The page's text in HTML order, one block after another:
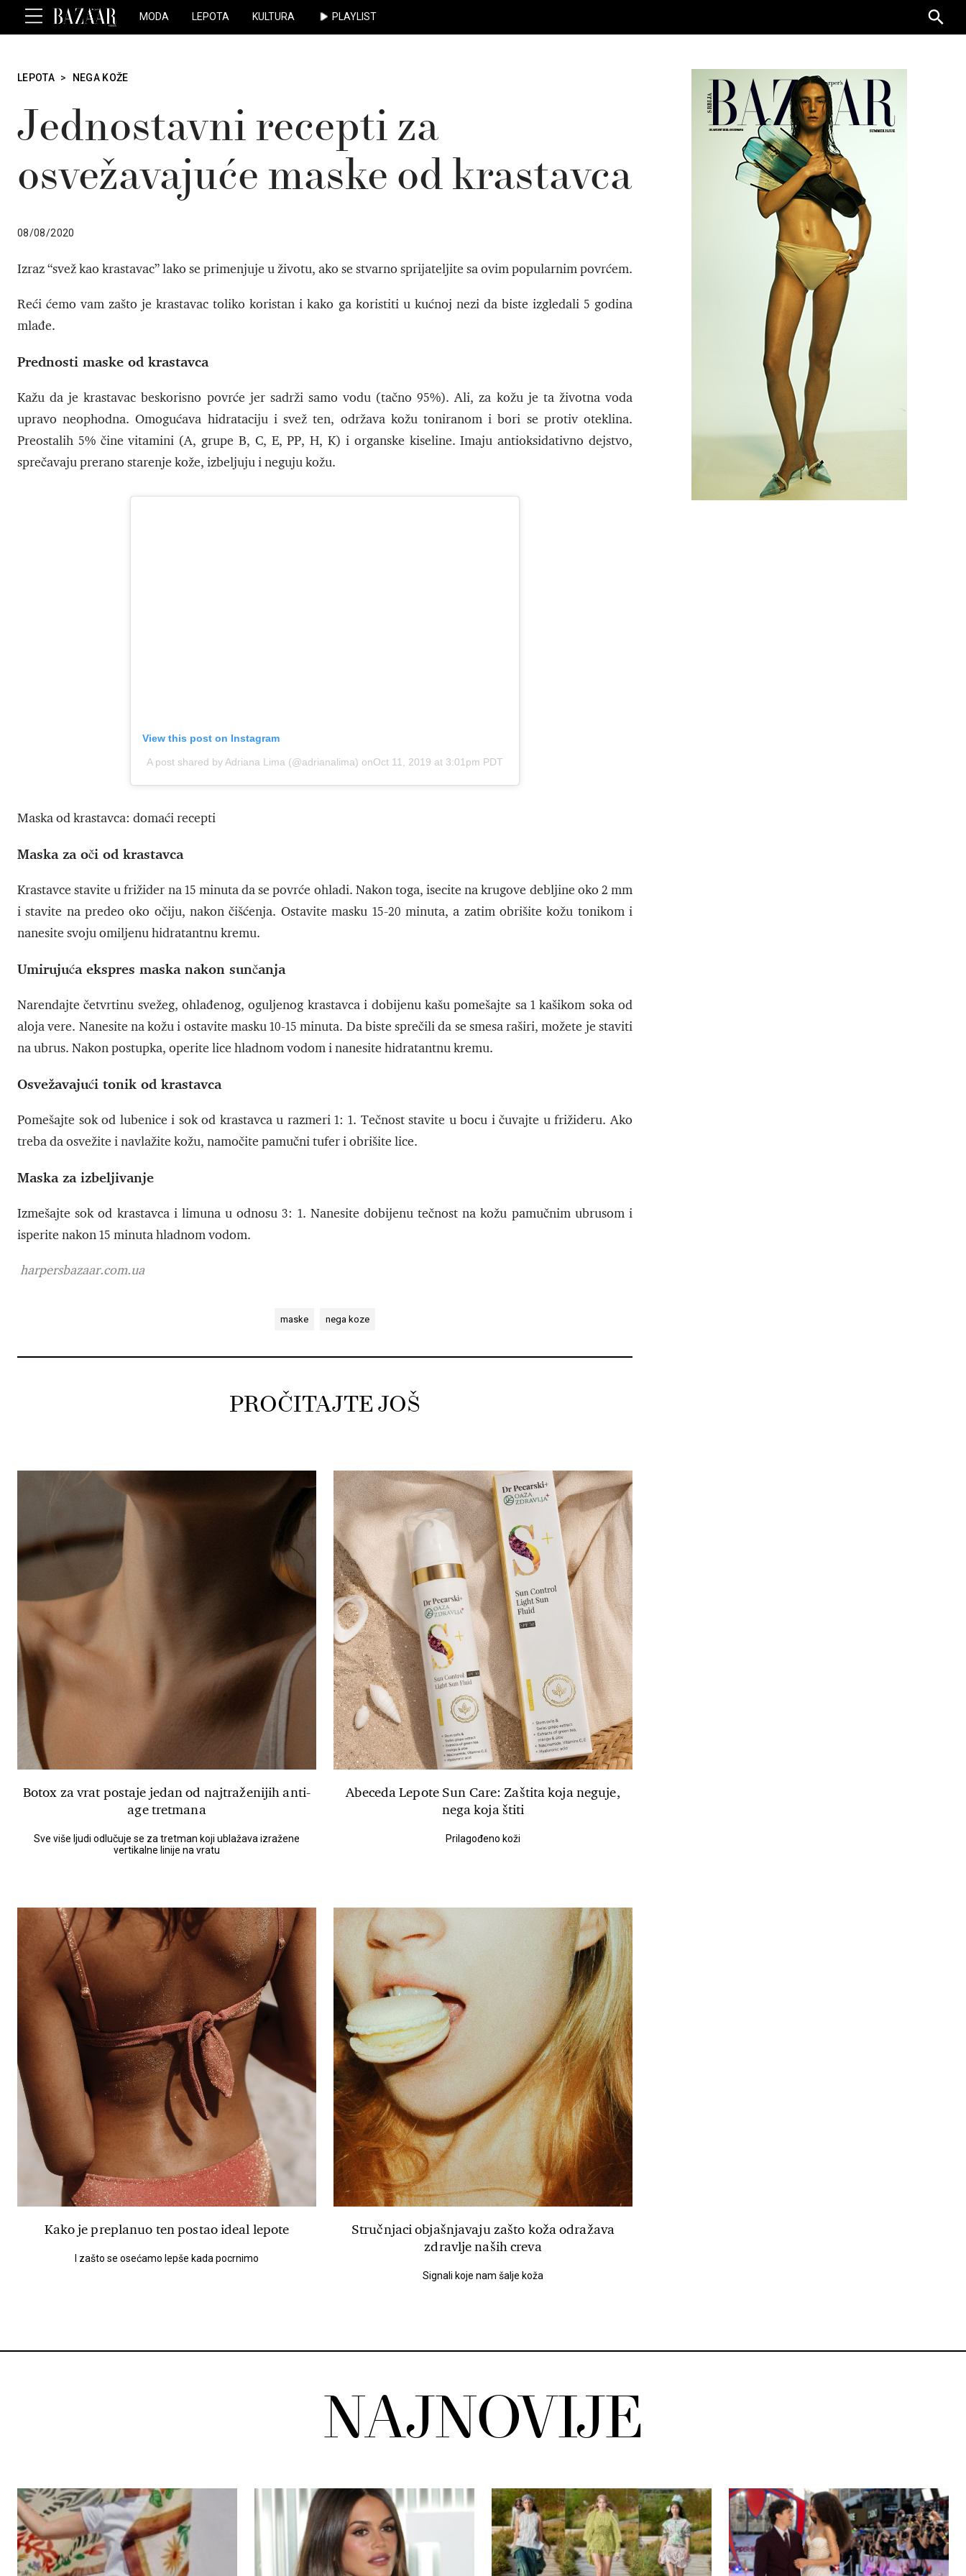
MODA LEPOTA KULTURA PLAYLIST
for:
LEPOTA > NEGA KOŽE
Jednostavni recepti za
osvežavajuće maske od krastavca
08/08/2020
Izraz “svež kao krastavac” lako se primenjuje u životu, ako se stvarno sprijateljite sa ovim popularnim povrćem.
Reći ćemo vam zašto je krastavac toliko koristan i kako ga koristiti u kućnoj nezi da biste izgledali 5 godina
mlađe.
Prednosti maske od krastavca
Kažu da je krastavac beskorisno povrće jer sadrži samo vodu (tačno 95%). Ali, za kožu je ta životna voda
upravo neophodna. Omogućava hidrataciju i svež ten, održava kožu toniranom i bori se protiv oteklina.
Preostalih 5% čine vitamini (A, grupe B, C, E, PP, H, K) i organske kiseline. Imaju antioksidativno dejstvo,
sprečavaju prerano starenje kože, izbeljuju i neguju kožu.
View this post on Instagram
A post shared by Adriana Lima (@adrianalima) onOct 11, 2019 at 3:01pm PDT
Maska od krastavca: domaći recepti
Maska za oči od krastavca
Krastavce stavite u frižider na 15 minuta da se povrće ohladi. Nakon toga, isecite na krugove debljine oko 2 mm
i stavite na predeo oko očiju, nakon čišćenja. Ostavite masku 15-20 minuta, a zatim obrišite kožu tonikom i
nanesite svoju omiljenu hidratantnu kremu.
Umirujuća ekspres maska nakon sunčanja
Narendajte četvrtinu svežeg, ohlađenog, oguljenog krastavca i dobijenu kašu pomešajte sa 1 kašikom soka od
aloja vere. Nanesite na kožu i ostavite masku 10-15 minuta. Da biste sprečili da se smesa raširi, možete je staviti
na ubrus. Nakon postupka, operite lice hladnom vodom i nanesite hidratantnu kremu.
Osvežavajući tonik od krastavca
Pomešajte sok od lubenice i sok od krastavca u razmeri 1: 1. Tečnost stavite u bocu i čuvajte u frižideru. Ako
treba da osvežite i navlažite kožu, namočite pamučni tufer i obrišite lice.
Maska za izbeljivanje
Izmešajte sok od krastavca i limuna u odnosu 3: 1. Nanesite dobijenu tečnost na kožu pamučnim ubrusom i
isperite nakon 15 minuta hladnom vodom.
harpersbazaar.com.ua
maske nega koze
PROČITAJTE JOŠ
Botox za vrat postaje jedan od najtraženijih anti-
age tretmana
Sve više ljudi odlučuje se za tretman koji ublažava izražene
vertikalne linije na vratu
Abeceda Lepote Sun Care: Zaštita koja neguje,
nega koja štiti
Prilagođeno koži
Kako je preplanuo ten postao ideal lepote
I zašto se osećamo lepše kada pocrnimo
Stručnjaci objašnjavaju zašto koža odražava
zdravlje naših creva
Signali koje nam šalje koža
NAJNOVIJE